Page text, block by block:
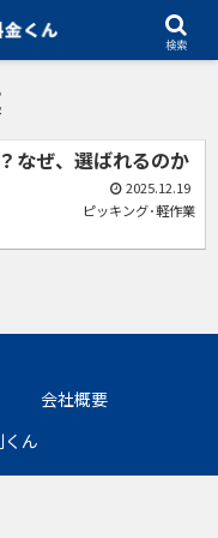
なぜ、選ばれるのか
2025.12.19
ピッキング･軽作業
会社概要
ん
検索